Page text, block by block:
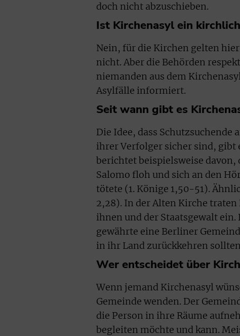
doch nicht abzuschieben.
Ist Kirchenasyl ein
Nein, für die Kirchen gelten
nicht. Aber die Behörden
niemanden aus dem
Asylfälle informiert.
Seit wann gibt es
Die Idee, dass
ihrer Verfolger sicher sind, gibt
berichtet beispielsweise davon,
Salomo floh und sich an den
tötete (1. Könige 1,50-51).
2,28). In der Alten Kirche
ihnen und der Staatsgewalt
gewährte eine Berliner
in ihr Land zurückkehren
Wer entscheidet über
Wenn jemand Kirchenasyl
Gemeinde wenden. Der
die Person in ihre Räume
begleiten möchte und kann.